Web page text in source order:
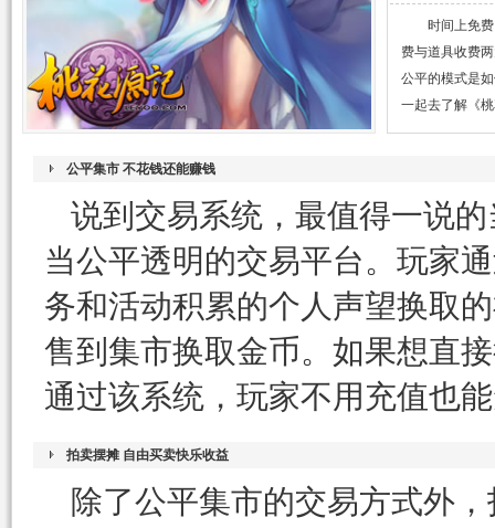
时间上免
费与道具收费
公平的模式是
一起去了解《
公平集市 不花钱还能赚钱
说到交易系统，最值得一说
当公平透明的交易平台。玩家
务和活动积累的个人声望换取
售到集市换取金币。如果想直
通过该系统，玩家不用充值也
拍卖摆摊 自由买卖快乐收益
除了公平集市的交易方式外